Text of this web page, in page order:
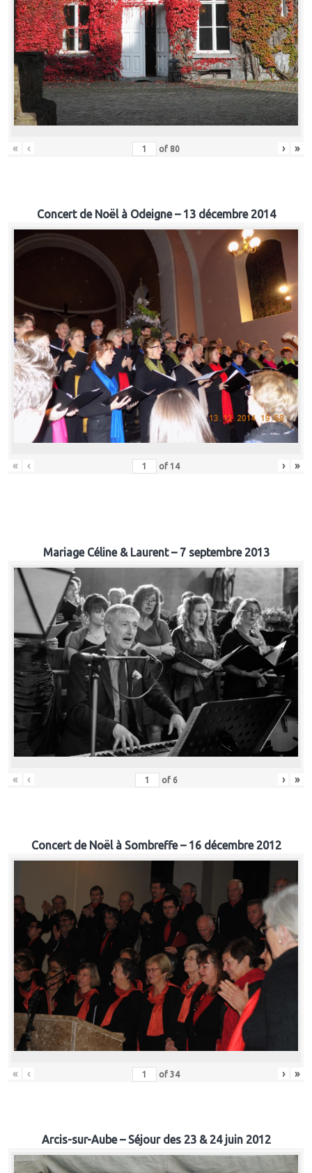
« ‹ of 80 › »
Concert de Noël à Odeigne – 13 décembre 2014
« ‹ of 14 › »
Mariage Céline & Laurent – 7 septembre 2013
« ‹ of 6 › »
Concert de Noël à Sombreffe – 16 décembre 2012
« ‹ of 34 › »
Arcis-sur-Aube – Séjour des 23 & 24 juin 2012